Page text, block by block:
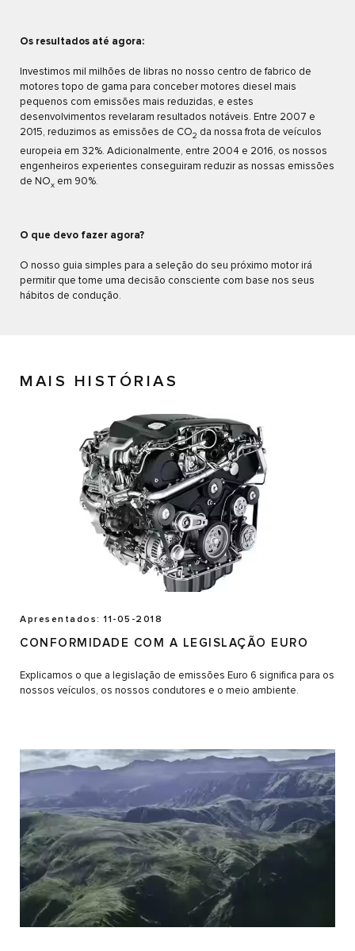
Os resultados até agora:
Investimos mil milhões de libras no nosso centro de fabrico de
motores topo de gama para conceber motores diesel mais
pequenos com emissões mais reduzidas, e estes
desenvolvimentos revelaram resultados notáveis. Entre 2007 e
2015, reduzimos as emissões de CO2 da nossa frota de veículos
europeia em 32%. Adicionalmente, entre 2004 e 2016, os nossos
engenheiros experientes conseguiram reduzir as nossas emissões
de NOx em 90%.
O que devo fazer agora?
O nosso guia simples para a seleção do seu próximo motor irá
permitir que tome uma decisão consciente com base nos seus
hábitos de condução.
MAIS HISTÓRIAS
Apresentados: 11-05-2018
CONFORMIDADE COM A LEGISLAÇÃO EURO
Explicamos o que a legislação de emissões Euro 6 significa para os
nossos veículos, os nossos condutores e o meio ambiente.